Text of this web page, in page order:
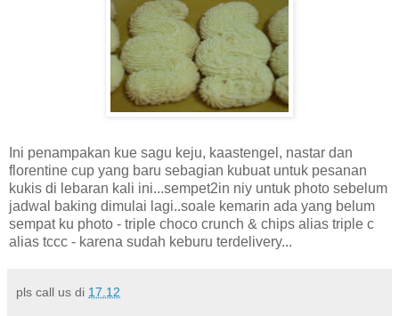
Ini penampakan kue sagu keju, kaastengel, nastar dan
florentine cup yang baru sebagian kubuat untuk pesanan
kukis di lebaran kali ini...sempet2in niy untuk photo sebelum
jadwal baking dimulai lagi..soale kemarin ada yang belum
sempat ku photo - triple choco crunch & chips alias triple c
alias tccc - karena sudah keburu terdelivery...
pls call us di 17.12